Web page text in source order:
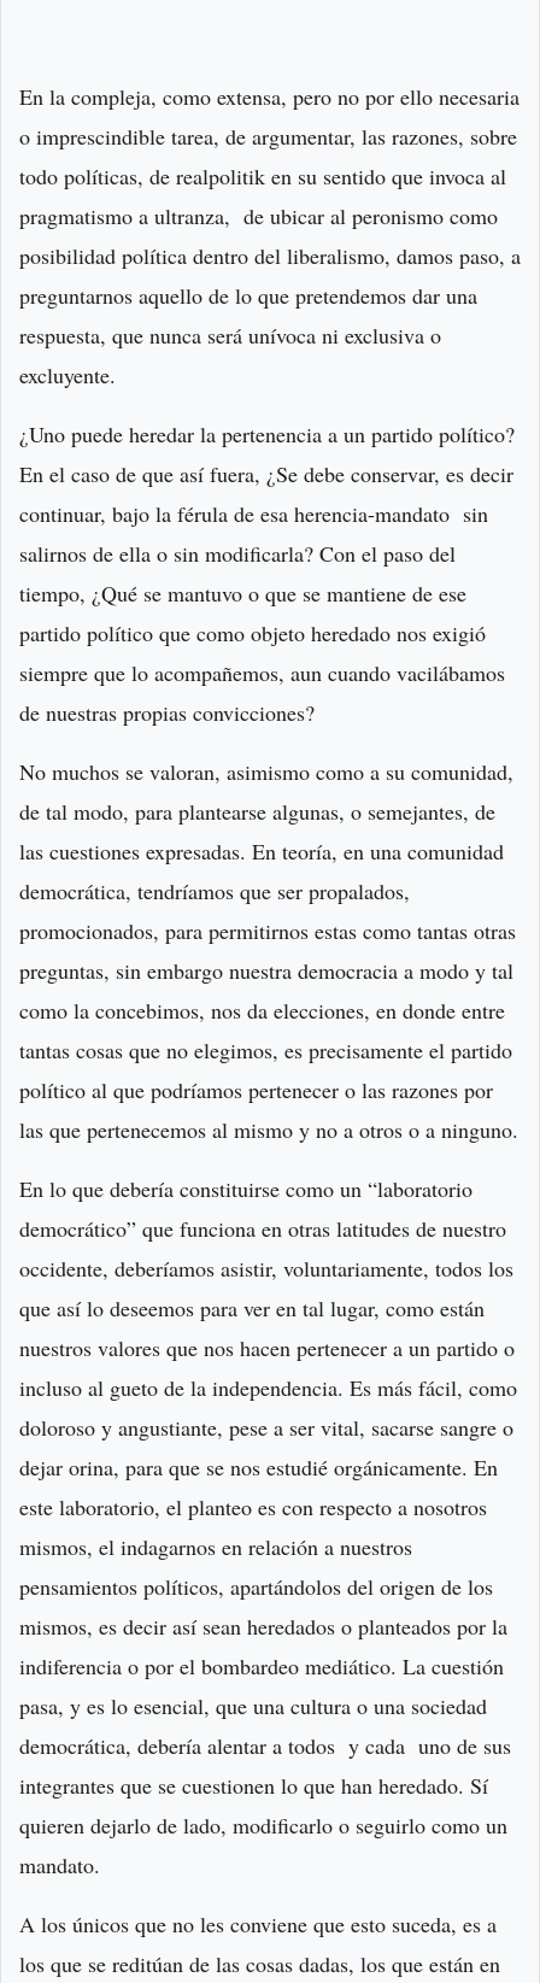
En la compleja, como extensa, pero no por ello necesaria
o imprescindible tarea, de argumentar, las razones, sobre
todo políticas, de realpolitik en su sentido que invoca al
pragmatismo a ultranza, de ubicar al peronismo como
posibilidad política dentro del liberalismo, damos paso, a
preguntarnos aquello de lo que pretendemos dar una
respuesta, que nunca será unívoca ni exclusiva o
excluyente.
¿Uno puede heredar la pertenencia a un partido político?
En el caso de que así fuera, ¿Se debe conservar, es decir
continuar, bajo la férula de esa herencia-mandato sin
salirnos de ella o sin modificarla? Con el paso del
tiempo, ¿Qué se mantuvo o que se mantiene de ese
partido político que como objeto heredado nos exigió
siempre que lo acompañemos, aun cuando vacilábamos
de nuestras propias convicciones?
No muchos se valoran, asimismo como a su comunidad,
de tal modo, para plantearse algunas, o semejantes, de
las cuestiones expresadas. En teoría, en una comunidad
democrática, tendríamos que ser propalados,
promocionados, para permitirnos estas como tantas otras
preguntas, sin embargo nuestra democracia a modo y tal
como la concebimos, nos da elecciones, en donde entre
tantas cosas que no elegimos, es precisamente el partido
político al que podríamos pertenecer o las razones por
las que pertenecemos al mismo y no a otros o a ninguno.
En lo que debería constituirse como un “laboratorio
democrático” que funciona en otras latitudes de nuestro
occidente, deberíamos asistir, voluntariamente, todos los
que así lo deseemos para ver en tal lugar, como están
nuestros valores que nos hacen pertenecer a un partido o
incluso al gueto de la independencia. Es más fácil, como
doloroso y angustiante, pese a ser vital, sacarse sangre o
dejar orina, para que se nos estudié orgánicamente. En
este laboratorio, el planteo es con respecto a nosotros
mismos, el indagarnos en relación a nuestros
pensamientos políticos, apartándolos del origen de los
mismos, es decir así sean heredados o planteados por la
indiferencia o por el bombardeo mediático. La cuestión
pasa, y es lo esencial, que una cultura o una sociedad
democrática, debería alentar a todos y cada uno de sus
integrantes que se cuestionen lo que han heredado. Sí
quieren dejarlo de lado, modificarlo o seguirlo como un
mandato.
A los únicos que no les conviene que esto suceda, es a
los que se reditúan de las cosas dadas, los que están en